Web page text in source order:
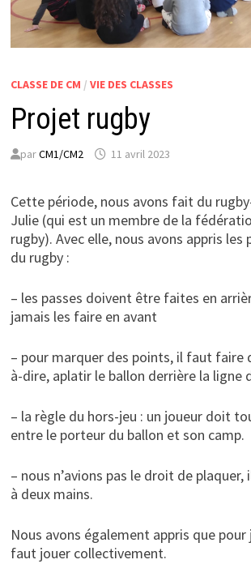
CLASSE DE CM / VIE DES CLASSES
Projet rugby
parCM1/CM2 11 avril 2023
Cette période, nous avons fait du
Julie (qui est un membre de la
rugby). Avec elle, nous avons appris les
du rugby :
– les passes doivent être faites en
jamais les faire en avant
– pour marquer des points, il faut faire
à-dire, aplatir le ballon derrière la ligne
– la règle du hors-jeu : un joueur doit
entre le porteur du ballon et son camp.
– nous n’avions pas le droit de
à deux mains.
Nous avons également appris que pour
faut jouer collectivement.